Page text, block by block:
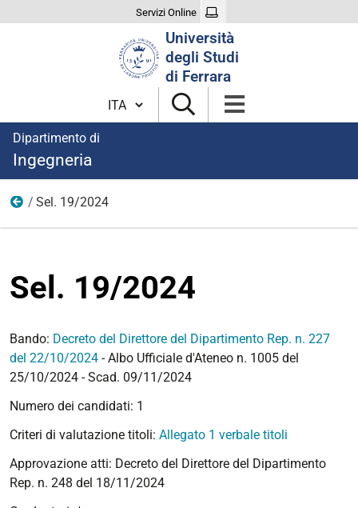
Servizi Online
Università
degli Studi
di Ferrara
Cambia lingua
Dipartimento di
Ingegneria
Anno 2024
Sel. 19/2024
Sel. 19/2024
Bando: Decreto del Direttore del Dipartimento Rep. n. 227
del 22/10/2024 - Albo Ufficiale d'Ateneo n. 1005 del
25/10/2024 - Scad. 09/11/2024
Numero dei candidati: 1
Criteri di valutazione titoli: Allegato 1 verbale titoli
Approvazione atti: Decreto del Direttore del Dipartimento
Rep. n. 248 del 18/11/2024